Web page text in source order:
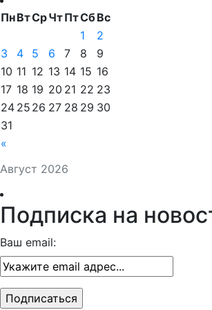
Август 2026
ПнВтСрЧтПтСбВс
«
1
2
3
4 5 6 7 8
9
10 11 12 13 14 15 16
17 18 19 20 21 22 23
24 25 26 27 28 29 30
31
Подписка на
Ваш email: